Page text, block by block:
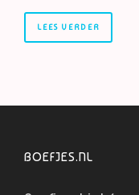
LEES VERDER
BOEFJES.NL